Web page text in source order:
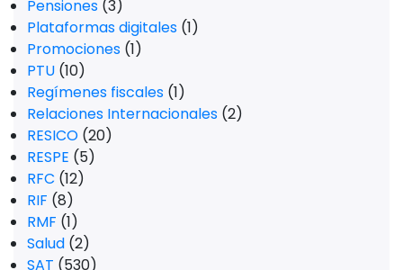
Pensiones (3)
Plataformas digitales (1)
Promociones (1)
PTU (10)
Regímenes fiscales (1)
Relaciones Internacionales (2)
RESICO (20)
RESPE (5)
RFC (12)
RIF (8)
RMF (1)
Salud (2)
SAT (530)